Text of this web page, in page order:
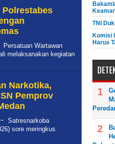
Polrestabes
Wartawan
melaksanakan kegiatan
Narkotika,
Pemprov
Satresnarkoba
sore meringkus
TNI
Komisi
Harus